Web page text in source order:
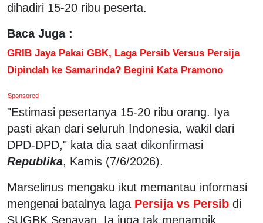
dihadiri 15-20 ribu peserta.
Baca Juga :
GRIB Jaya Pakai GBK, Laga Persib Versus Persija
Dipindah ke Samarinda? Begini Kata Pramono
Sponsored
"Estimasi pesertanya 15-20 ribu orang. Iya
pasti akan dari seluruh Indonesia, wakil dari
DPD-DPD," kata dia saat dikonfirmasi
Republika, Kamis (7/6/2026).
Marselinus mengaku ikut memantau informasi
mengenai batalnya laga Persija vs Persib di
SUGBK Senayan. Ia juga tak menampik